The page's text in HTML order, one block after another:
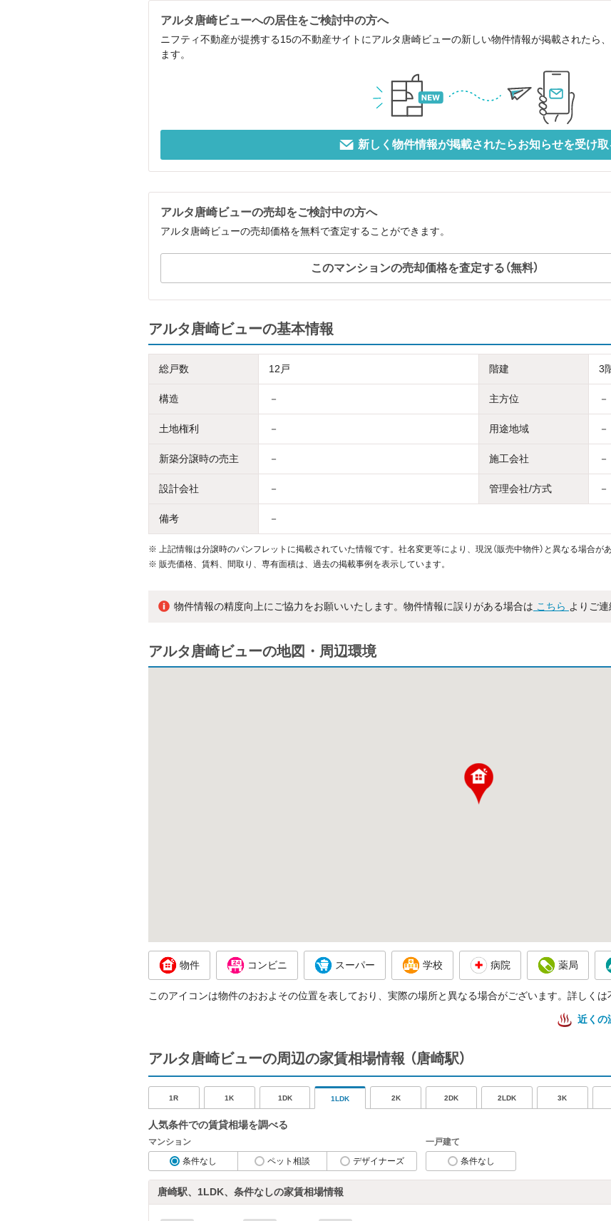
アルタ唐崎ビューへの居住をご検討中の方へ
ニフティ不動産が提携する15の不動産サイトにアルタ唐崎ビューの新しい物件情報が掲載されたら
ます。
新しく物件情報が掲載されたらお知らせを受け取
アルタ唐崎ビューの売却をご検討中の方へ
アルタ唐崎ビューの売却価格を無料で査定することができます。
このマンションの売却価格を査定する（無料）
アルタ唐崎ビューの基本情報
総戸数 12戸 階建 3
構造 － 主方位 －
土地権利 － 用途地域 －
新築分譲時の売主 － 施工会社 －
設計会社 － 管理会社/方式
備考 －
※
上記情報は分譲時のパンフレットに掲載されていた情報です。社名変更等により、現況（販売中物件）と異なる場合があ
※ 販売価格、賃料、間取り、専有面積は、過去の掲載事例を表示しています。
物件情報の精度向上にご協力をお願いいたします。物件情報に誤りがある場合は こちら よりご連
アルタ唐崎ビューの地図・周辺環境
物件 コンビニ スーパー 学校 病院 薬局
このアイコンは物件のおおよその位置を表しており、実際の場所と異なる場合がございます。詳しくは
近くの
アルタ唐崎ビューの周辺の家賃相場情報 （唐崎駅）
1R 1K 1DK 1LDK 2K 2DK 2LDK 3K
人気条件での賃貸相場を調べる
マンション
条件なし
ペット相談 デザイナーズ
一戸建て
条件なし
唐崎駅、1LDK、条件なしの家賃相場情報